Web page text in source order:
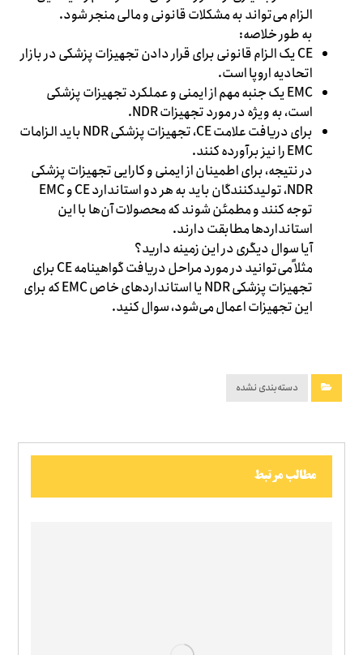
الزام می‌تواند به مشکلات قانونی و مالی منجر شود.
به طور خلاصه:
CE یک الزام قانونی برای قرار دادن تجهیزات پزشکی در بازار
اتحادیه اروپا است.
EMC یک جنبه مهم از ایمنی و عملکرد تجهیزات پزشکی
است، به ویژه در مورد تجهیزات NDR.
برای دریافت علامت CE، تجهیزات پزشکی NDR باید الزامات
EMC را نیز برآورده کنند.
در نتیجه، برای اطمینان از ایمنی و کارایی تجهیزات پزشکی
NDR، تولیدکنندگان باید به هر دو استاندارد CE و EMC
توجه کنند و مطمئن شوند که محصولات آن‌ها با این
استانداردها مطابقت دارند.
آیا سوال دیگری در این زمینه دارید؟
مثلاً می‌توانید در مورد مراحل دریافت گواهینامه CE برای
تجهیزات پزشکی NDR یا استانداردهای خاص EMC که برای
این تجهیزات اعمال می‌شود، سوال کنید.
دسته‌بندی نشده
مطالب مرتبط